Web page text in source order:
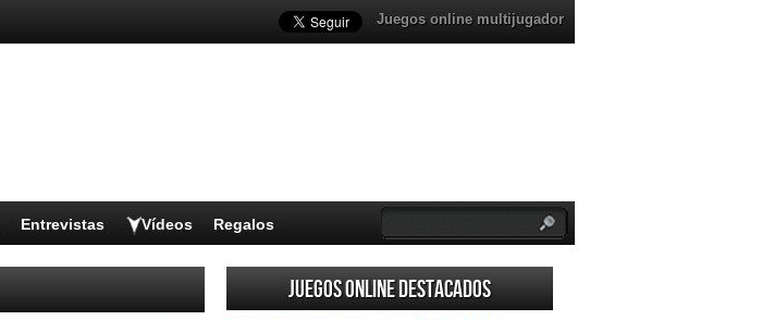
Juegos online multijugador
Entrevistas Vídeos Regalos
Juegos online destacados